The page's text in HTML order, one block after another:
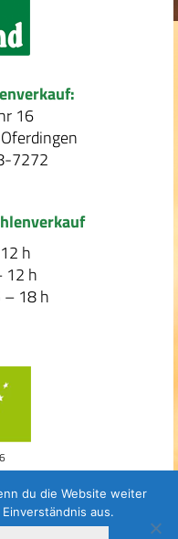
16
7272
h
12 h
– 18 h
du die Website weiter
aus.